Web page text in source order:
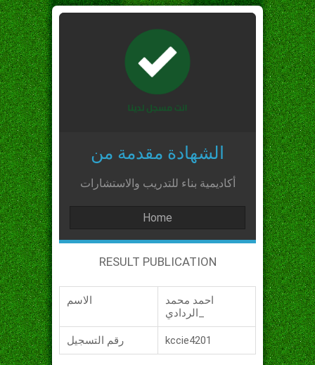
الشهادة مقدمة من
أكاديمية بناء للتدريب والاستشارات
Home
RESULT PUBLICATION
الاسم
احمد محمد
رقم التسجيل kccie4201